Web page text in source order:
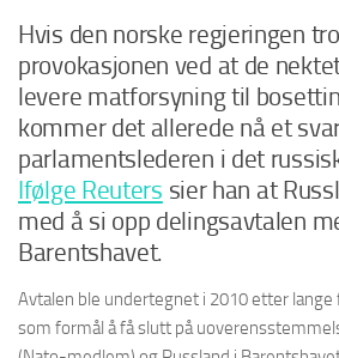
Hvis den norske regjeringen
provokasjonen ved at de
levere matforsyning til
kommer det allerede nå et
parlamentslederen i det
Ifølge Reuters sier han at
med å si opp delingsavtalen
Barentshavet.
Avtalen ble undertegnet i 2010 etter lange
som formål å få slutt på